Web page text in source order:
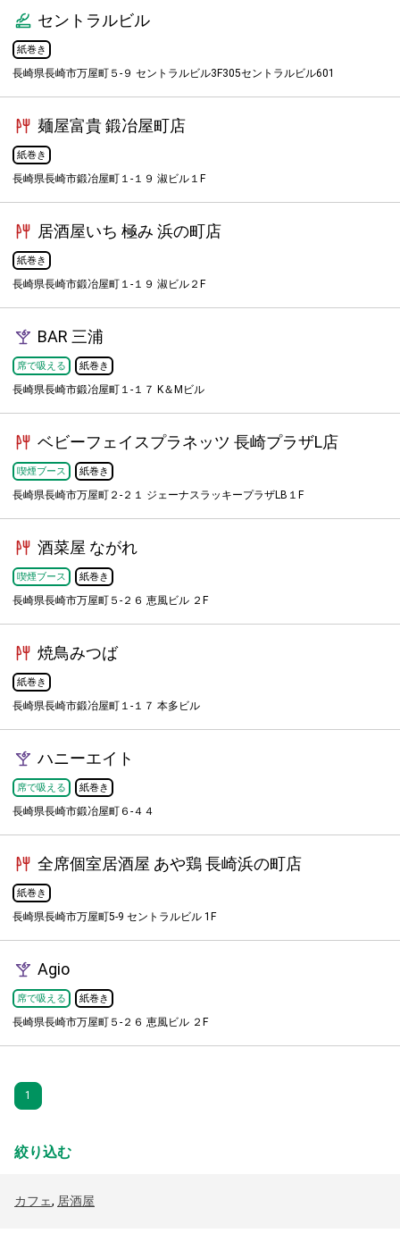
セントラルビル
紙巻き
長崎県長崎市万屋町５-９ セントラルビル3F305セントラルビル601
麺屋富貴 鍛冶屋町店
紙巻き
長崎県長崎市鍛冶屋町１-１９ 淑ビル１F
居酒屋いち 極み 浜の町店
紙巻き
長崎県長崎市鍛冶屋町１-１９ 淑ビル２F
BAR 三浦
席で吸える 紙巻き
長崎県長崎市鍛冶屋町１-１７ K＆Mビル
ベビーフェイスプラネッツ 長崎プラザL店
喫煙ブース 紙巻き
長崎県長崎市万屋町２-２１ ジェーナスラッキープラザLB１F
酒菜屋 ながれ
喫煙ブース 紙巻き
長崎県長崎市万屋町５-２６ 恵風ビル ２F
焼鳥みつば
紙巻き
長崎県長崎市鍛冶屋町１-１７ 本多ビル
ハニーエイト
席で吸える 紙巻き
長崎県長崎市鍛冶屋町６-４４
全席個室居酒屋 あや鶏 長崎浜の町店
紙巻き
長崎県長崎市万屋町5-9 セントラルビル 1F
Agio
席で吸える 紙巻き
長崎県長崎市万屋町５-２６ 恵風ビル ２F
1
絞り込む
カフェ, 居酒屋